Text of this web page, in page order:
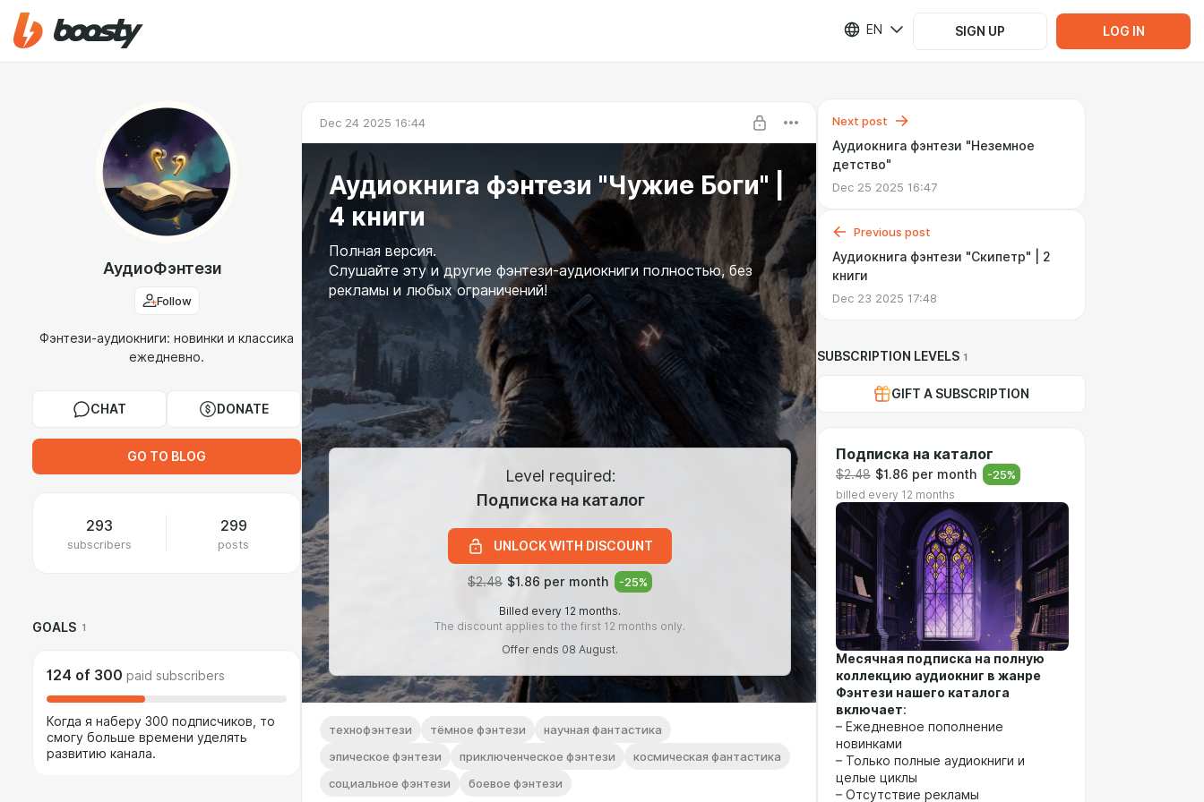
EN SIGN UP LOG IN
АудиоФэнтези
Follow
Фэнтези-аудиокниги: новинки и классика
ежедневно.
CHAT DONATE
GO TO BLOG
293
subscribers
299
posts
GOALS 1
124 of 300 paid subscribers
Когда я наберу 300 подписчиков, то
смогу больше времени уделять
развитию канала.
Dec 24 2025 16:44
Аудиокнига фэнтези "Чужие Боги" |
4 книги
Полная версия.
Слушайте эту и другие фэнтези-аудиокниги полностью, без
рекламы и любых ограничений!
Level required:
Подписка на каталог
UNLOCK WITH DISCOUNT
$2.48 $1.86 per month -25%
Billed every 12 months.
The discount applies to the first 12 months only.
Offer ends 08 August.
технофэнтези тёмное фэнтези
научная фантастика
эпическое фэнтези
приключенческое фэнтези
космическая фантастика
социальное фэнтези
боевое фэнтези
Next post
Аудиокнига фэнтези "Неземное
детство"
Dec 25 2025 16:47
Previous post
Аудиокнига фэнтези "Скипетр" | 2
книги
Dec 23 2025 17:48
SUBSCRIPTION LEVELS 1
GIFT A SUBSCRIPTION
Подписка на каталог
$2.48 $1.86 per month -25%
billed every 12 months
Месячная подписка на полную
коллекцию аудиокниг в жанре
Фэнтези нашего каталога
включает:
– Ежедневное пополнение
новинками
– Только полные аудиокниги и
целые циклы
– Отсутствие рекламы